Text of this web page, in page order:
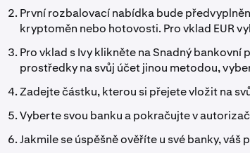
První rozbalovací nabídka bude
kryptoměn nebo hotovosti. Pro vklad EUR
Pro vklad s Ivy klikněte na Snadný
prostředky na svůj účet jinou metodou,
Zadejte částku, kterou si přejete vložit na
Vyberte svou banku a pokračujte v
Jakmile se úspěšně ověříte u své banky, váš